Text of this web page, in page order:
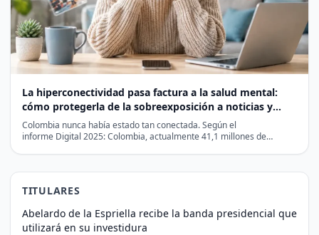
La hiperconectividad pasa factura a la salud mental:
cómo protegerla de la sobreexposición a noticias y
redes sociales
Colombia nunca había estado tan conectada. Según el
informe Digital 2025: Colombia, actualmente 41,1 millones de
TITULARES
Abelardo de la Espriella recibe la banda presidencial que
utilizará en su investidura